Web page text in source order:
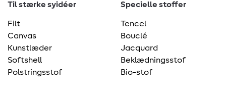
Til stærke syidéer
Filt
Canvas
Kunstlæder
Softshell
Polstringsstof
Specielle stoffer
Tencel
Bouclé
Jacquard
Beklædningsstof
Bio-stof